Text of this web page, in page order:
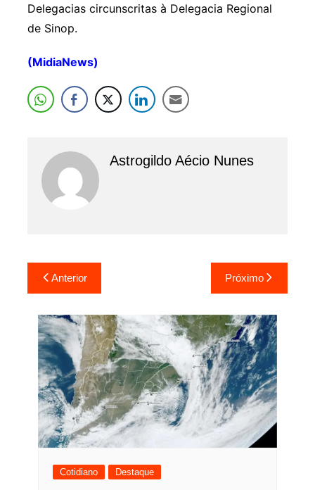
Delegacias circunscritas à Delegacia Regional
de Sinop.
(MidiaNews)
Astrogildo Aécio Nunes
Navegação
de
Post
Anterior Próximo
Cotidiano Destaque